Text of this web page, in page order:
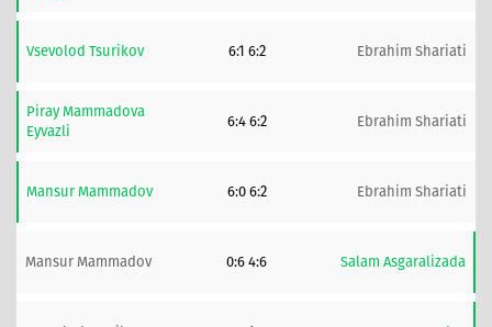
Vsevolod Tsurikov 6:1 6:2 Ebrahim Shariati
Piray Mammadova
Eyvazli
6:4 6:2 Ebrahim Shariati
Mansur Mammadov 6:0 6:2 Ebrahim Shariati
Mansur Mammadov 0:6 4:6 Salam Asgaralizada